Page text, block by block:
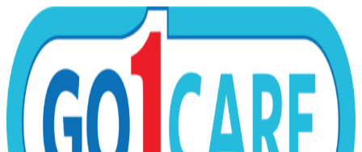
nội
dung
MenuTên*
Email*
Trang
web
Scroll
Up